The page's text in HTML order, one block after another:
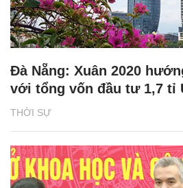
THỜI SỰ
Đà Nẵng: Xuân 2020
với tổng vốn đầu tư 1,7 tỉ